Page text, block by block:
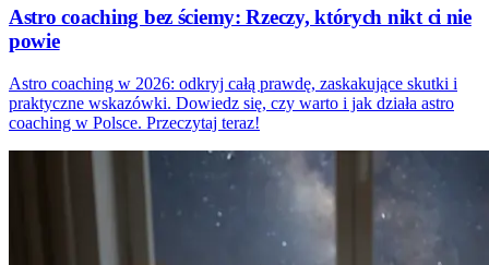
Astro coaching bez ściemy: Rzeczy, których nikt ci nie
powie
Astro coaching w 2026: odkryj całą prawdę, zaskakujące skutki i
praktyczne wskazówki. Dowiedz się, czy warto i jak działa astro
coaching w Polsce. Przeczytaj teraz!